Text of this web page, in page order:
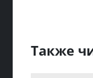
Также